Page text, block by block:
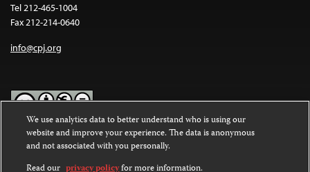
Tel 212-465-1004
Fax 212-214-0640
info@cpj.org
Except where noted, text on this website is licensed under a
Commons Attribution-NonCommercial-NoDerivatives 4.0
International License.
We use analytics data to better understand who is using our
website and improve your experience. The data is anonymous
and not associated with you personally.
Read our privacy policyfor more information.